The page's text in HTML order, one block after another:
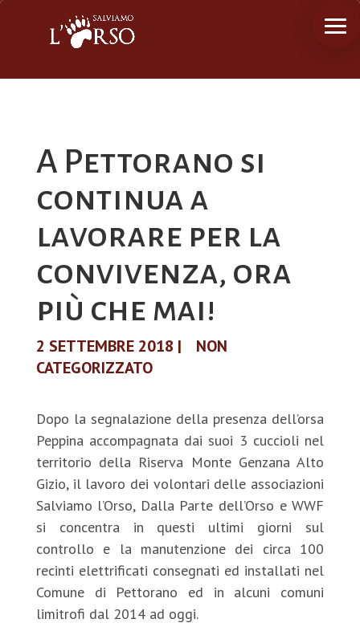
A Pettorano si
continua a
lavorare per la
convivenza, ora
più che mai!
2 SETTEMBRE 2018 |
NON
CATEGORIZZATO
Dopo la segnalazione della presenza dell’orsa
Peppina accompagnata dai suoi 3 cuccioli nel
territorio della Riserva Monte Genzana Alto
Gizio, il lavoro dei volontari delle associazioni
Salviamo l’Orso, Dalla Parte dell’Orso e WWF
si concentra in questi ultimi giorni sul
controllo e la manutenzione dei circa 100
recinti elettrificati consegnati ed installati nel
Comune di Pettorano ed in alcuni comuni
limitrofi dal 2014 ad oggi.